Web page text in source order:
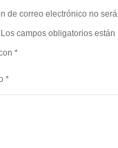
de correo electrónico no será
Los campos obligatorios están
*
*